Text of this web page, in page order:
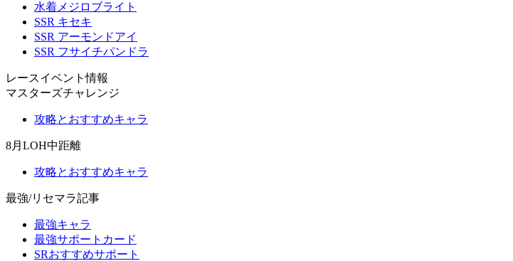
水着メジロブライト
SSR キセキ
SSR アーモンドアイ
SSR フサイチパンドラ
レースイベント情報
マスターズチャレンジ
攻略とおすすめキャラ
8月LOH中距離
攻略とおすすめキャラ
最強/リセマラ記事
最強キャラ
最強サポートカード
SRおすすめサポート